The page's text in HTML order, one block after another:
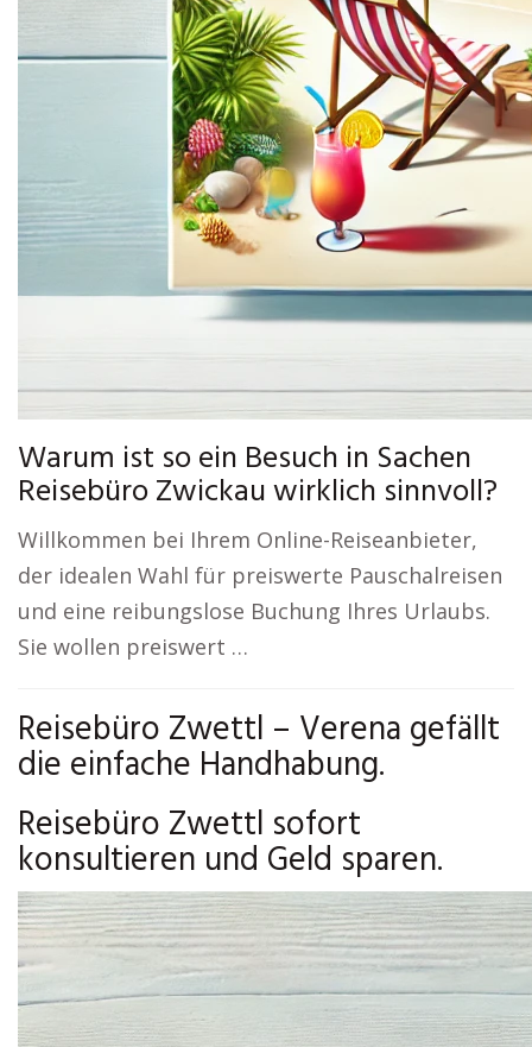
Warum ist so ein Besuch in Sachen
Reisebüro Zwickau wirklich sinnvoll?
Willkommen bei Ihrem Online-Reiseanbieter,
der idealen Wahl für preiswerte Pauschalreisen
und eine reibungslose Buchung Ihres Urlaubs.
Sie wollen preiswert …
Reisebüro Zwettl – Verena gefällt
die einfache Handhabung.
Reisebüro Zwettl sofort
konsultieren und Geld sparen.